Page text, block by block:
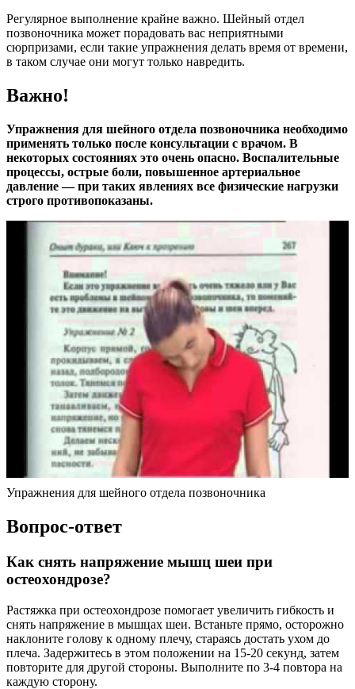
Регулярное выполнение крайне важно. Шейный отдел
позвоночника может порадовать вас неприятными
сюрпризами, если такие упражнения делать время от времени,
в таком случае они могут только навредить.
Важно!
Упражнения для шейного отдела позвоночника необходимо
применять только после консультации с врачом. В
некоторых состояниях это очень опасно. Воспалительные
процессы, острые боли, повышенное артериальное
давление — при таких явлениях все физические нагрузки
строго противопоказаны.
Упражнения для шейного отдела позвоночника
Вопрос-ответ
Как снять напряжение мышц шеи при
остеохондрозе?
Растяжка при остеохондрозе помогает увеличить гибкость и
снять напряжение в мышцах шеи. Встаньте прямо, осторожно
наклоните голову к одному плечу, стараясь достать ухом до
плеча. Задержитесь в этом положении на 15-20 секунд, затем
повторите для другой стороны. Выполните по 3-4 повтора на
каждую сторону.